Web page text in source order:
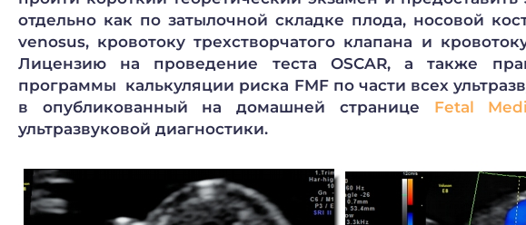
отдельно как по затылочной складке плода, носовой
venosus, кровотоку трехстворчатого клапана и
Лицензию на проведение теста OSCAR, а также
программы калькуляции риска FMF по части всех
в опубликованный на домашней странице Fetal
ультразвуковой диагностики.